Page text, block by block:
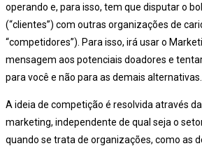
operando e, para isso, tem que disputar o
(“clientes”) com outras organizações de
“competidores”). Para isso, irá usar o
mensagem aos potenciais doadores e
para você e não para as demais alternativas.
A ideia de competição é resolvida através
marketing, independente de qual seja o
quando se trata de organizações, como as